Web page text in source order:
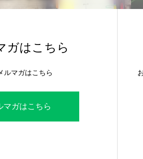
ガはこちら
ルマガはこちら
マガはこちら